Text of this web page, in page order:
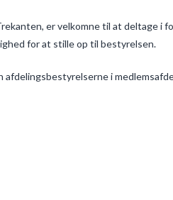
er velkomne til at deltage i
for at stille op til bestyrelsen.
i